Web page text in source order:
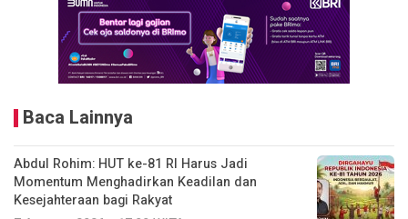
Baca Lainnya
Abdul Rohim: HUT ke-81 RI Harus Jadi
Momentum Menghadirkan Keadilan dan
Kesejahteraan bagi Rakyat